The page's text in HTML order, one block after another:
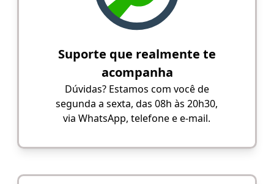
Suporte que realmente te
acompanha
Dúvidas? Estamos com você de
segunda a sexta, das 08h às 20h30,
via WhatsApp, telefone e e-mail.